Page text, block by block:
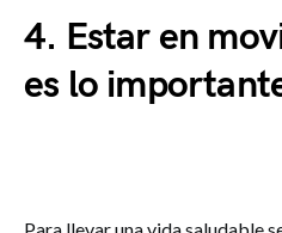
4. Estar en
es lo